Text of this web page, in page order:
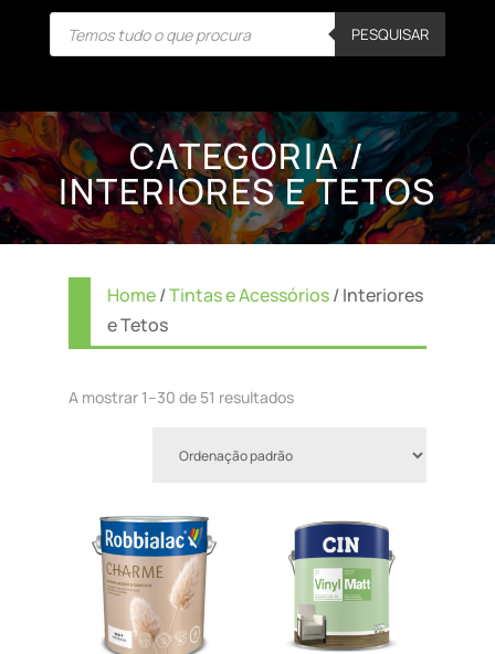
Products
search PESQUISAR
CATEGORIA /
INTERIORES E TETOS
Home/Tintas e Acessórios/ Interiores
e Tetos
A mostrar 1–30 de 51 resultados